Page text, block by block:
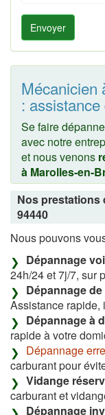
Envoyer
Mécanicien
:
Se faire
avec notre
et nous venons
à Marolles-en-
Nos prestations
94440
Nous pouvons
Dépannage
24h/24 et 7j/7, sur
Dépannage
Assistance rapide,
Dépannage à
rapide à votre
Dépannage
carburant pour
Vidange
carburant et
Dépannage